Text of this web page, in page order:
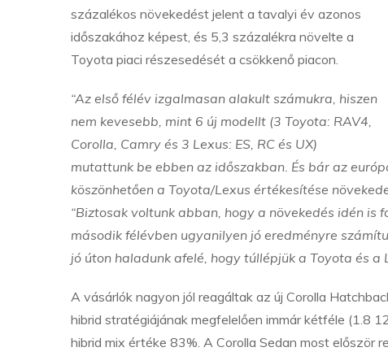
százalékos növekedést jelent a tavalyi év azonos
időszakához képest, és 5,3 százalékra növelte a
Toyota piaci részesedését a csökkenő piacon.
“Az első félév izgalmasan alakult számukra, hiszen
nem kevesebb, mint 6 új modellt (3 Toyota: RAV4,
Corolla, Camry és 3 Lexus: ES, RC és UX)
mutattunk be ebben az időszakban. És bár az
köszönhetően a Toyota/Lexus értékesítése
“Biztosak voltunk abban, hogy a növekedés idén
második félévben ugyanilyen jó eredményre
jó úton haladunk afelé, hogy túllépjük a Toyota és
A vásárlók nagyon jól reagáltak az új Corolla
hibrid stratégiájának megfelelően immár kétféle (1.8
hibrid mix értéke 83%. A Corolla Sedan most először